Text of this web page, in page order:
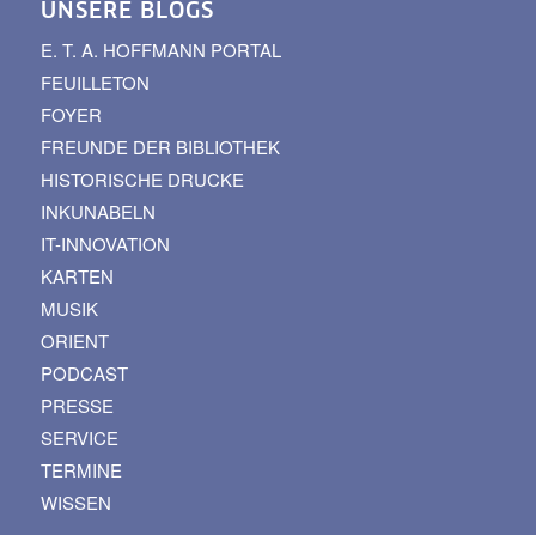
UNSERE BLOGS
E. T. A. HOFFMANN PORTAL
FEUILLETON
FOYER
FREUNDE DER BIBLIOTHEK
HISTORISCHE DRUCKE
INKUNABELN
IT-INNOVATION
KARTEN
MUSIK
ORIENT
PODCAST
PRESSE
SERVICE
TERMINE
WISSEN